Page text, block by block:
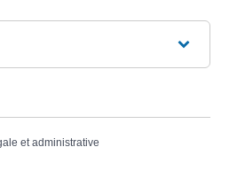
et administrative